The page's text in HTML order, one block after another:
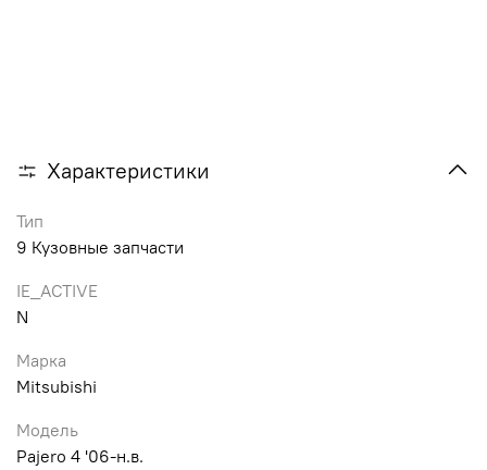
Характеристики
Тип
9 Кузовные запчасти
IE_ACTIVE
N
Марка
Mitsubishi
Модель
Pajero 4 '06-н.в.